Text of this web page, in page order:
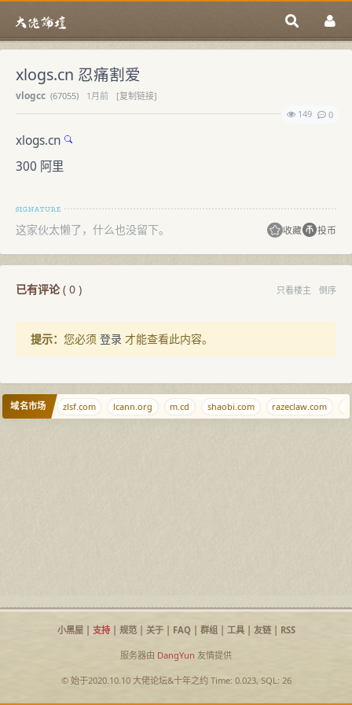
xlogs.cn 忍痛割爱
vlogcc (67055) 1月前
[复制链接]
149
0
xlogs.cn
300 阿里
这家伙太懒了，什么也没留下。 收藏 投币
已有评论( 0 ) 只看楼主 倒序
提示： 您必须 登录 才能查看此内容。
域名市场
ejqq.com zlsf.com lcann.org m.cd shaobi.com razeclaw.com
小黑屋| 支持| 规范| 关于| FAQ| 群组| 工具| 友链| RSS
服务器由 DangYun 友情提供
© 始于2020.10.10 大佬论坛&十年之约Time: 0.023, SQL: 26